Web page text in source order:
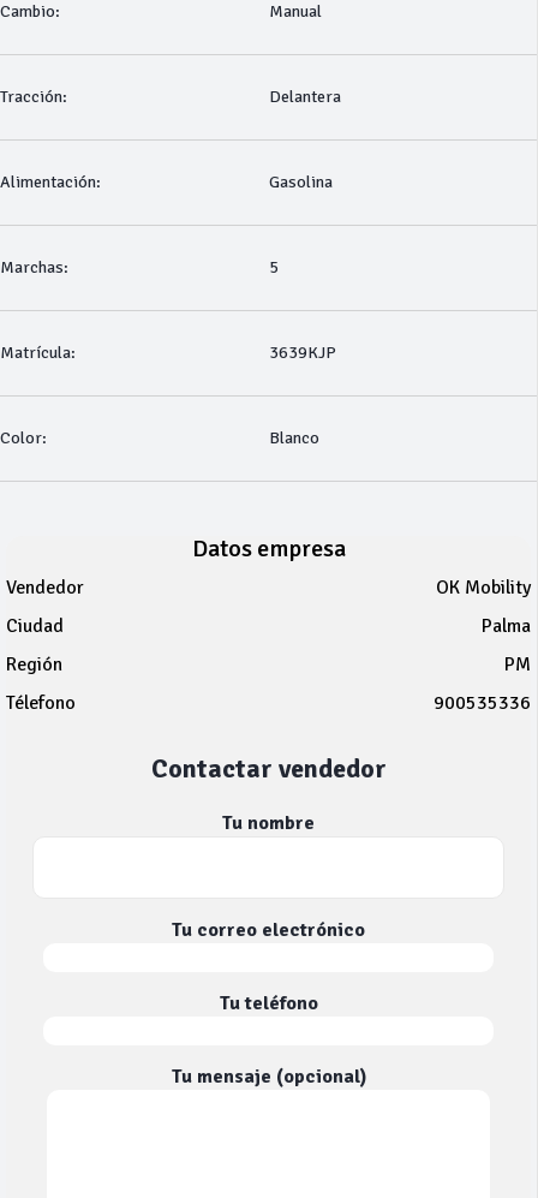
Cambio: Manual
Tracción: Delantera
Alimentación: Gasolina
Marchas: 5
Matrícula: 3639KJP
Color: Blanco
Datos empresa
Vendedor
OK Mobility
Ciudad
Palma
Región
PM
Télefono
900535336
Contactar vendedor
Tu nombre
Tu correo electrónico
Tu teléfono
Tu mensaje (opcional)